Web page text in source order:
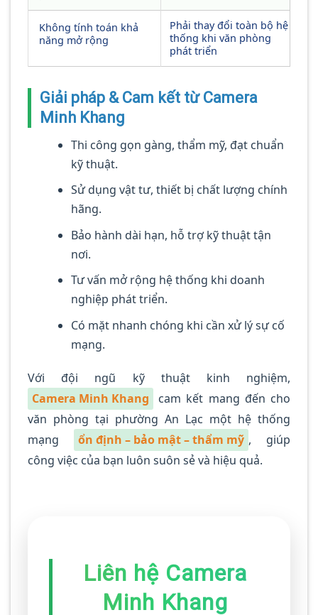
Không tính toán khả
năng mở rộng
Phải thay đổi toàn bộ hệ
thống khi văn phòng
phát triển
Giải pháp & Cam kết từ Camera
Minh Khang
Thi công gọn gàng, thẩm mỹ, đạt chuẩn
kỹ thuật.
Sử dụng vật tư, thiết bị chất lượng chính
hãng.
Bảo hành dài hạn, hỗ trợ kỹ thuật tận
nơi.
Tư vấn mở rộng hệ thống khi doanh
nghiệp phát triển.
Có mặt nhanh chóng khi cần xử lý sự cố
mạng.
Với đội ngũ kỹ thuật kinh nghiệm,
Camera Minh Khang
cam kết mang đến cho
văn phòng tại phường An Lạc một hệ thống
mạng
ổn định – bảo mật – thẩm mỹ , giúp
công việc của bạn luôn suôn sẻ và hiệu quả.
Liên hệ Camera
Minh Khang